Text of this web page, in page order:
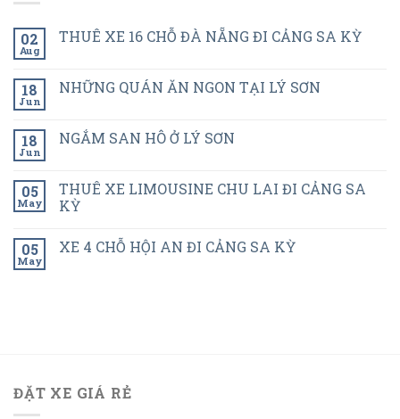
02
Aug
THUÊ XE 16 CHỖ ĐÀ NẴNG ĐI CẢNG SA KỲ
18
Jun
NHỮNG QUÁN ĂN NGON TẠI LÝ SƠN
18
Jun
NGẮM SAN HÔ Ở LÝ SƠN
05
May
THUÊ XE LIMOUSINE CHU LAI ĐI CẢNG SA
KỲ
05
May
XE 4 CHỖ HỘI AN ĐI CẢNG SA KỲ
ĐẶT XE GIÁ RẺ